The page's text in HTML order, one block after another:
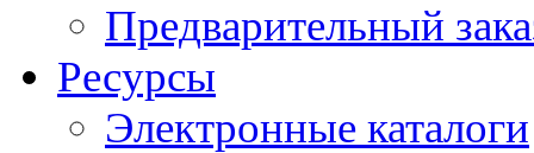
Предварительный
Ресурсы
Электронные каталоги